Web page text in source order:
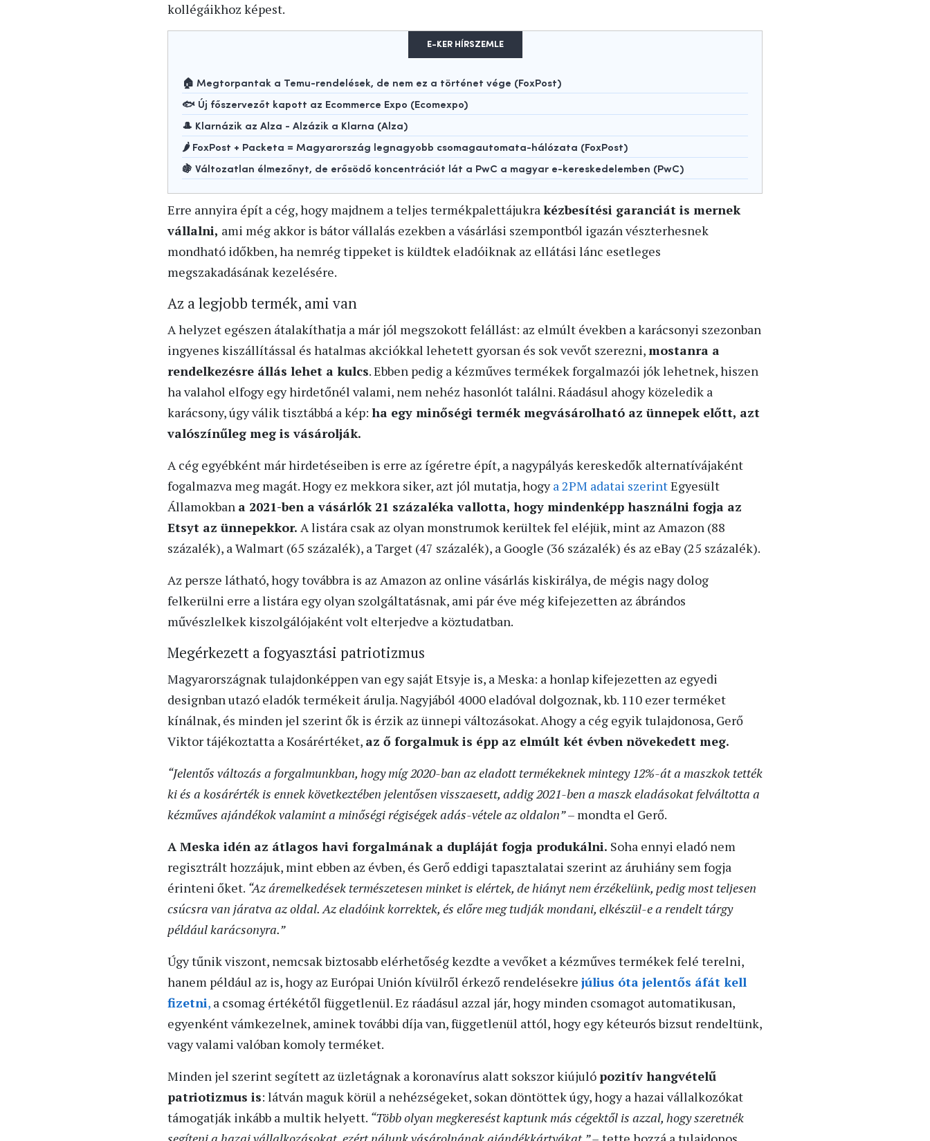
kollégáikhoz képest.
E-KER HÍRSZEMLE
🏠 Megtorpantak a Temu-rendelések, de nem ez a történet vége (FoxPost)
🐟 Új főszervezőt kapott az Ecommerce Expo (Ecomexpo)
🎩 Klarnázik az Alza - Alzázik a Klarna (Alza)
🌶️ FoxPost + Packeta = Magyarország legnagyobb csomagautomata-hálózata (FoxPost)
🍇 Változatlan élmezőnyt, de erősödő koncentrációt lát a PwC a magyar e-kereskedelemben (PwC)
Erre annyira épít a cég, hogy majdnem a teljes termékpalettájukrakézbesítési garanciát is mernek
vállalni, ami még akkor is bátor vállalás ezekben a vásárlási szempontból igazán vészterhesnek
mondható időkben, ha nemrég tippeket is küldtek eladóiknak az ellátási lánc esetleges
megszakadásának kezelésére.
Az a legjobb termék, ami van
A helyzet egészen átalakíthatja a már jól megszokott felállást: az elmúlt években a karácsonyi szezonban
ingyenes kiszállítással és hatalmas akciókkal lehetett gyorsan és sok vevőt szerezni,mostanra a
rendelkezésre állás lehet a kulcs. Ebben pedig a kézműves termékek forgalmazói jók lehetnek, hiszen
ha valahol elfogy egy hirdetőnél valami, nem nehéz hasonlót találni. Ráadásul ahogy közeledik a
karácsony, úgy válik tisztábbá a kép: ha egy minőségi termék megvásárolható az ünnepek előtt, azt
valószínűleg meg is vásárolják.
A cég egyébként már hirdetéseiben is erre az ígéretre épít, a nagypályás kereskedők alternatívájaként
fogalmazva meg magát. Hogy ez mekkora siker, azt jól mutatja, hogya 2PM adatai szerintEgyesült
Államokban a 2021-ben a vásárlók 21 százaléka vallotta, hogy mindenképp használni fogja az
Etsyt az ünnepekkor. A listára csak az olyan monstrumok kerültek fel eléjük, mint az Amazon (88
százalék), a Walmart (65 százalék), a Target (47 százalék), a Google (36 százalék) és az eBay (25 százalék).
Az persze látható, hogy továbbra is az Amazon az online vásárlás kiskirálya, de mégis nagy dolog
felkerülni erre a listára egy olyan szolgáltatásnak, ami pár éve még kifejezetten az ábrándos
művészlelkek kiszolgálójaként volt elterjedve a köztudatban.
Megérkezett a fogyasztási patriotizmus
Magyarországnak tulajdonképpen van egy saját Etsyje is, a Meska: a honlap kifejezetten az egyedi
designban utazó eladók termékeit árulja. Nagyjából 4000 eladóval dolgoznak, kb. 110 ezer terméket
kínálnak, és minden jel szerint ők is érzik az ünnepi változásokat. Ahogy a cég egyik tulajdonosa, Gerő
Viktor tájékoztatta a Kosárértéket, az ő forgalmuk is épp az elmúlt két évben növekedett meg.
“Jelentős változás a forgalmunkban, hogy míg 2020-ban az eladott termékeknek mintegy 12%-át a maszkok tették
ki és a kosárérték is ennek következtében jelentősen visszaesett, addig 2021-ben a maszk eladásokat felváltotta a
kézműves ajándékok valamint a minőségi régiségek adás-vétele az oldalon”– mondta el Gerő.
A Meska idén az átlagos havi forgalmának a dupláját fogja produkálni. Soha ennyi eladó nem
regisztrált hozzájuk, mint ebben az évben, és Gerő eddigi tapasztalatai szerint az áruhiány sem fogja
érinteni őket. “Az áremelkedések természetesen minket is elértek, de hiányt nem érzékelünk, pedig most teljesen
csúcsra van járatva az oldal. Az eladóink korrektek, és előre meg tudják mondani, elkészül-e a rendelt tárgy
például karácsonyra.”
Úgy tűnik viszont, nemcsak biztosabb elérhetőség kezdte a vevőket a kézműves termékek felé terelni,
hanem például az is, hogy az Európai Unión kívülről érkező rendelésekre július óta jelentős áfát kell
fizetni, a csomag értékétől függetlenül. Ez ráadásul azzal jár, hogy minden csomagot automatikusan,
egyenként vámkezelnek, aminek további díja van, függetlenül attól, hogy egy kéteurós bizsut rendeltünk,
vagy valami valóban komoly terméket.
Minden jel szerint segített az üzletágnak a koronavírus alatt sokszor kiújuló pozitív hangvételű
patriotizmus is: látván maguk körül a nehézségeket, sokan döntöttek úgy, hogy a hazai vállalkozókat
támogatják inkább a multik helyett. “Több olyan megkeresést kaptunk más cégektől is azzal, hogy szeretnék